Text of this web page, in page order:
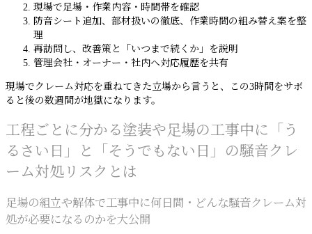
現場で足場・作業内容・時間帯を確認
防音シート追加、部材扱いの徹底、作業時間の組み替え案を整
理
再訪問し、改善策と「いつまで続くか」を説明
管理会社・オーナー・社内へ対応履歴を共有
現場でクレーム対応を重ねてきた立場から言うと、この3時間をサボ
ると後の数週間が地獄になります。
工程ごとに分かる塗装や足場の工事中に「う
るさい日」と「そうでもない日」の騒音クレ
ーム対処リスクとは
足場の組立や解体で工事中に何日間・どんな騒音クレーム対
処が必要になるのかを大公開